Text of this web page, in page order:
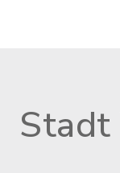
Stadt